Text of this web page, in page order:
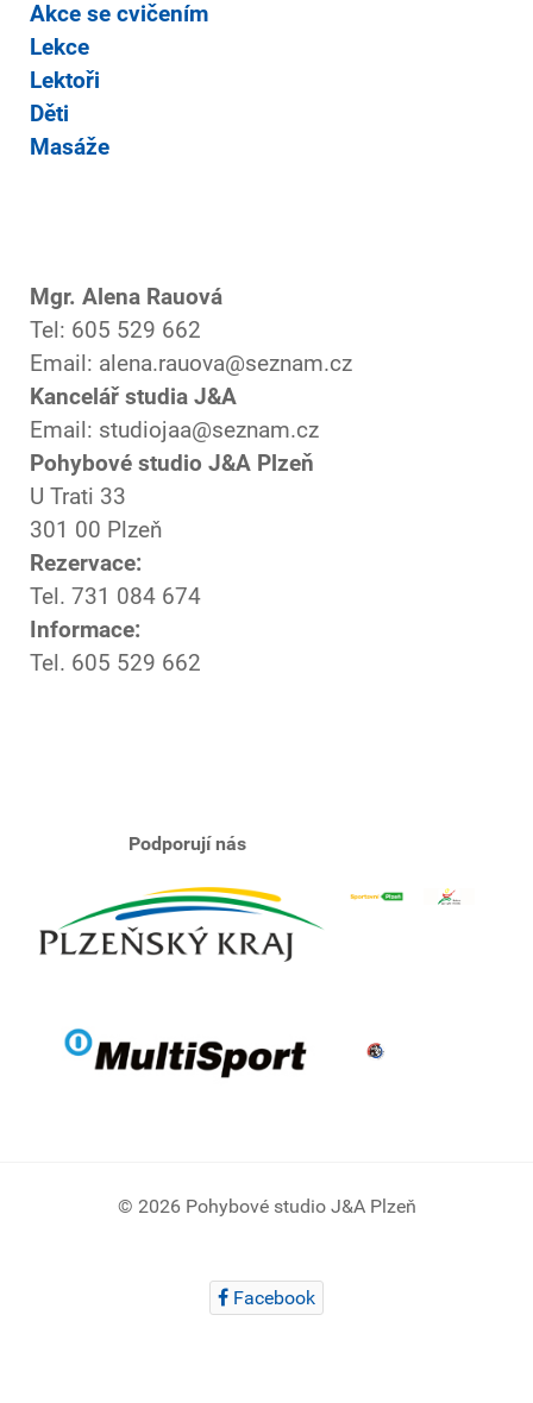
Akce se cvičením
Lekce
Lektoři
Děti
Masáže
Mgr. Alena Rauová
Tel: 605 529 662
Email: alena.rauova@seznam.cz
Kancelář studia J&A
Email: studiojaa@seznam.cz
Pohybové studio J&A Plzeň
U Trati 33
301 00 Plzeň
Rezervace:
Tel. 731 084 674
Informace:
Tel. 605 529 662
Podporují nás
© 2026 Pohybové studio J&A Plzeň
Facebook